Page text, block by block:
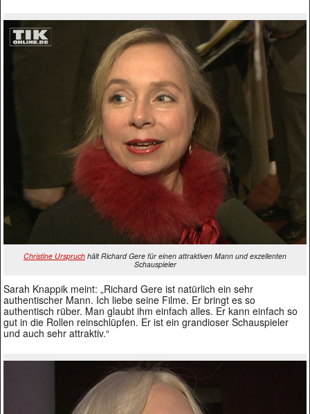
Christine Urspruch hält Richard Gere für einen attraktiven Mann und exzellenten
Schauspieler
Sarah Knappik meint: „Richard Gere ist natürlich ein sehr
authentischer Mann. Ich liebe seine Filme. Er bringt es so
authentisch rüber. Man glaubt ihm einfach alles. Er kann einfach so
gut in die Rollen reinschlüpfen. Er ist ein grandioser Schauspieler
und auch sehr attraktiv.“